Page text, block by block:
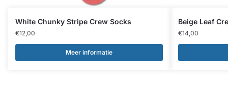
White Chunky Stripe Crew Socks
€12,00
Meer informatie
Beige Leaf
€14,00